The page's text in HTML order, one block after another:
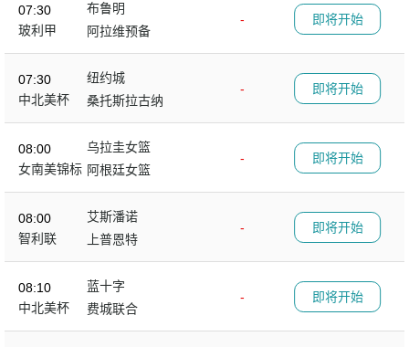
07:30
玻利甲
布鲁明
-
阿拉维预备
即将开始
07:30
中北美杯
纽约城
-
桑托斯拉古纳
即将开始
08:00
女南美锦标
乌拉圭女篮
-
阿根廷女篮
即将开始
08:00
智利联
艾斯潘诺
-
上普恩特
即将开始
08:10
中北美杯
蓝十字
-
费城联合
即将开始